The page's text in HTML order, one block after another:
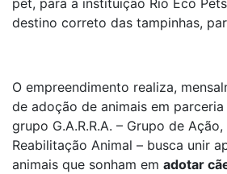
pet, para a instituição Rio Eco
destino correto das tampinhas,
O empreendimento realiza,
de adoção de animais em
grupo G.A.R.R.A. – Grupo de
Reabilitação Animal – busca unir
animais que sonham em adotar